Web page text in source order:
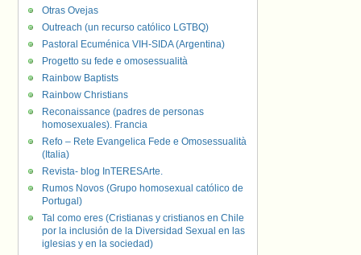
Otras Ovejas
Outreach (un recurso católico LGTBQ)
Pastoral Ecuménica VIH-SIDA (Argentina)
Progetto su fede e omosessualità
Rainbow Baptists
Rainbow Christians
Reconaissance (padres de personas
homosexuales). Francia
Refo – Rete Evangelica Fede e Omosessualità
(Italia)
Revista- blog InTERESArte.
Rumos Novos (Grupo homosexual católico de
Portugal)
Tal como eres (Cristianas y cristianos en Chile
por la inclusión de la Diversidad Sexual en las
iglesias y en la sociedad)